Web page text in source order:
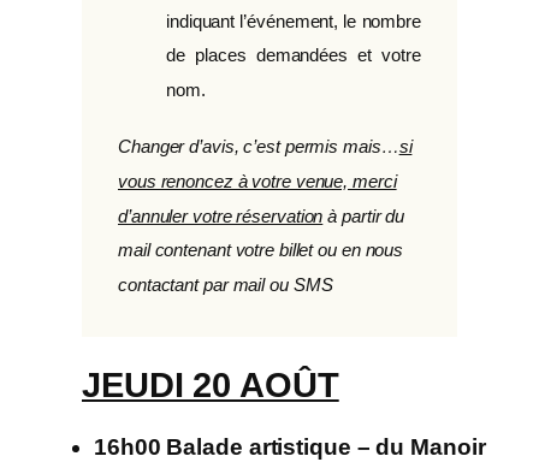
indiquant l’événement, le nombre
de places demandées et votre
nom.
Changer d’avis, c’est permis mais…si
vous renoncez à votre venue, merci
d’annuler votre réservation à partir du
mail contenant votre billet ou en nous
contactant par mail ou SMS
JEUDI 20 AOÛT
16h00 Balade artistique – du Manoir